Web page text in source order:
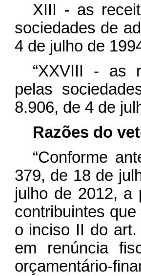
XIII - as
sociedades de
4 de julho de
“XXVIII - as
pelas
8.906, de 4 de
Razões do
“Conforme
379, de 18 de
julho de 2012, a
contribuintes
o inciso II do
em renúncia
orçamentário-